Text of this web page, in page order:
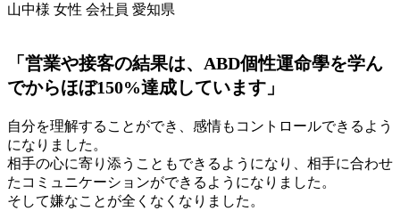
山中様 女性 会社員 愛知県
「営業や接客の結果は、ABD個性運命學を学ん
でからほぼ150%達成しています」
自分を理解することができ、感情もコントロールできるよう
になりました。
相手の心に寄り添うこともできるようになり、相手に合わせ
たコミュニケーションができるようになりました。
そして嫌なことが全くなくなりました。